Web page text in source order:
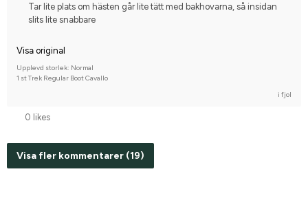
Tar lite plats om hästen går lite tätt med bakhovarna, så insidan
slits lite snabbare
Visa original
Upplevd storlek: Normal
1 st Trek Regular Boot Cavallo
i fjol
0 likes
Visa fler kommentarer (19)